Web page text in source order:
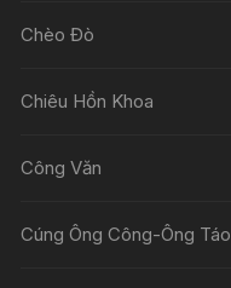
Chèo Đò
Chiêu Hồn Khoa
Công Văn
Cúng Ông Công-Ông Táo